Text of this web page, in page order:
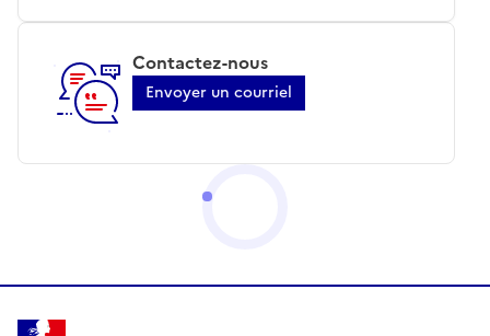
Contactez-nous
Envoyer un courriel